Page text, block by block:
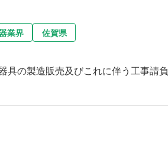
業界 佐賀県
具の製造販売及びこれに伴う工事請負